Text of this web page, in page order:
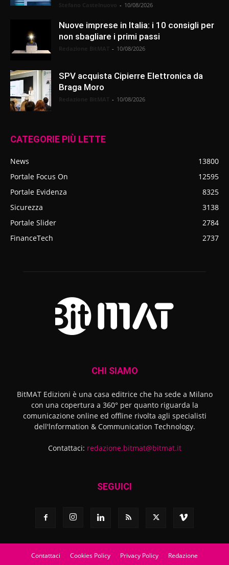
- 10/08/2026
Nuove imprese in Italia: i 10 consigli per
non sbagliare i primi passi
- 10/08/2026
SPV acquista Cipierre Elettronica da
Braga Moro
- 10/08/2026
CATEGORIE PIÙ LETTE
News
13800
Portale Focus On
12595
Portale Evidenza
8325
Sicurezza
3138
Portale Slider
2784
FinanceTech
2737
CHI SIAMO
BitMAT Edizioni è una casa editrice che ha sede a Milano
con una copertura a 360° per quanto riguarda la
comunicazione online ed offline rivolta agli specialisti
dell'lnformation & Communication Technology.
Contattaci: redazione.bitmat@bitmat.it
SEGUICI
Contattaci Cookies Policy Privacy Policy Redazione